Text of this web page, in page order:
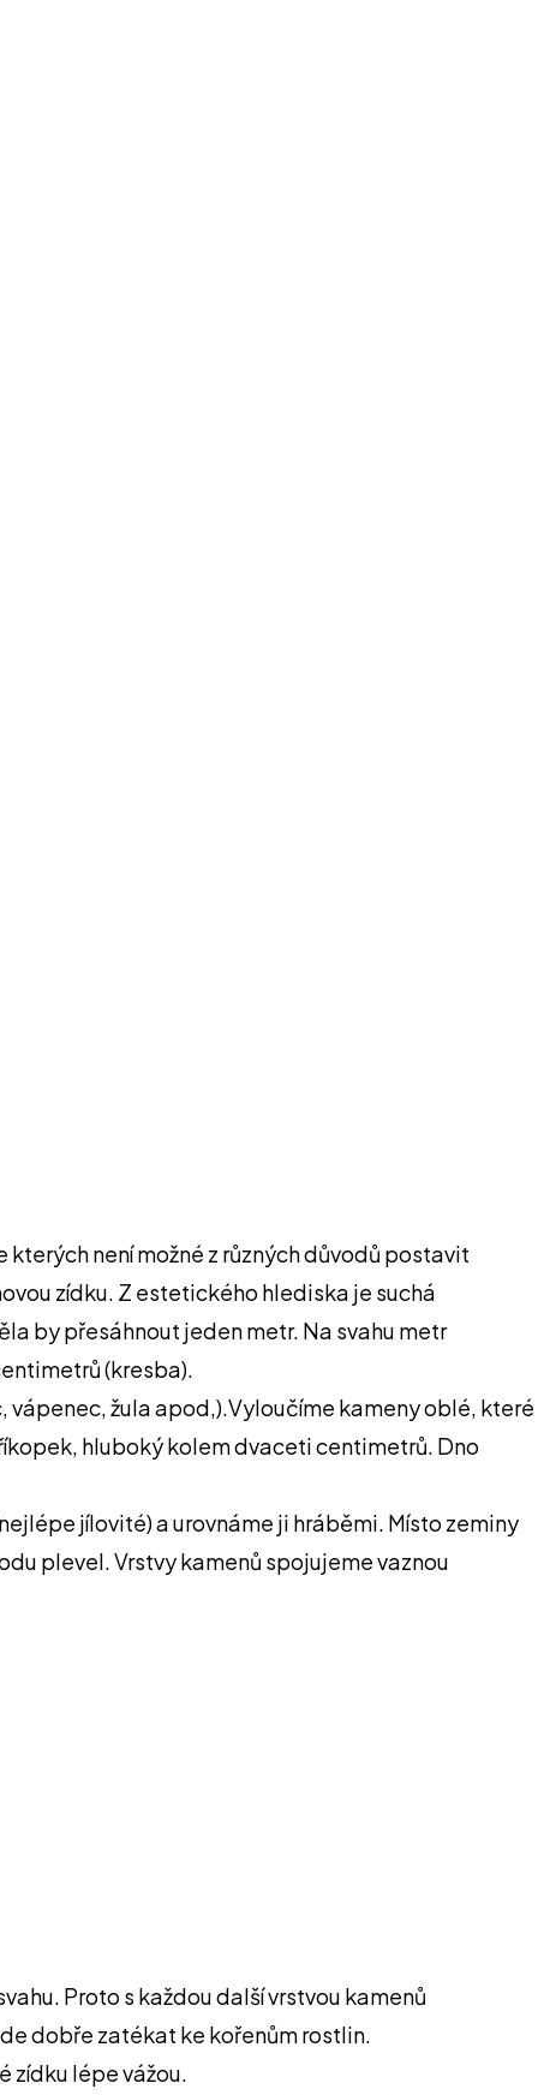
kterých není možné z různých důvodů postavit
zídku. Z estetického hlediska je suchá
by přesáhnout jeden metr. Na svahu metr
(kresba).
vápenec, žula apod,).Vyloučíme kameny oblé, které
hluboký kolem dvaceti centimetrů. Dno
jílovité) a urovnáme ji hráběmi. Místo zeminy
plevel. Vrstvy kamenů spojujeme vaznou
Proto s každou další vrstvou kamenů
dobře zatékat ke kořenům rostlin.
zídku lépe vážou.